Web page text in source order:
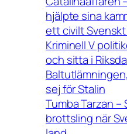
hjälpte sina
ett civilt
Kriminell V
och sitta i
sej för Stalin
Tumba Tarzan
brottsling när